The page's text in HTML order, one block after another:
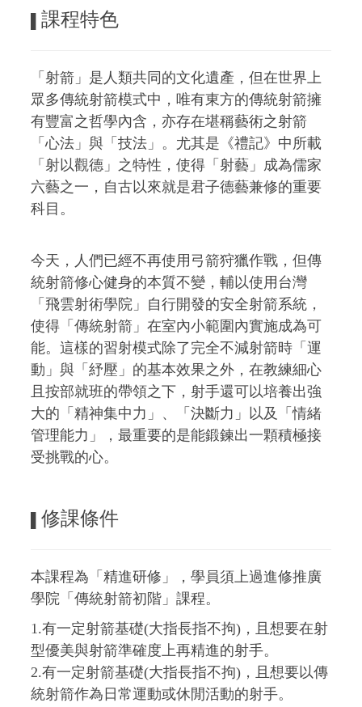
課程特色
「射箭」是人類共同的文化遺產，但在世界上
眾多傳統射箭模式中，唯有東方的傳統射箭擁
有豐富之哲學內含，亦存在堪稱藝術之射箭
「心法」與「技法」。尤其是《禮記》中所載
「射以觀德」之特性，使得「射藝」成為儒家
六藝之一，自古以來就是君子德藝兼修的重要
科目。
今天，人們已經不再使用弓箭狩獵作戰，但傳
統射箭修心健身的本質不變，輔以使用台灣
「飛雲射術學院」自行開發的安全射箭系統，
使得「傳統射箭」在室內小範圍內實施成為可
能。這樣的習射模式除了完全不減射箭時「運
動」與「紓壓」的基本效果之外，在教練細心
且按部就班的帶領之下，射手還可以培養出強
大的「精神集中力」、「決斷力」以及「情緒
管理能力」，最重要的是能鍛鍊出一顆積極接
受挑戰的心。
修課條件
本課程為「精進研修」，學員須上過進修推廣
學院「傳統射箭初階」課程。
1.有一定射箭基礎(大指長指不拘)，且想要在射
型優美與射箭準確度上再精進的射手。
2.有一定射箭基礎(大指長指不拘)，且想要以傳
統射箭作為日常運動或休閒活動的射手。